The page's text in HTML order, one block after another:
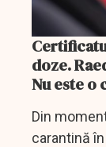
doze.
Nu este o
Din
carantină